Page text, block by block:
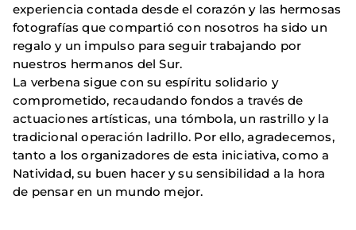
experiencia contada desde el corazón y las hermosas
fotografías que compartió con nosotros ha sido un
regalo y un impulso para seguir trabajando por
nuestros hermanos del Sur.
La verbena sigue con su espíritu solidario y
comprometido, recaudando fondos a través de
actuaciones artísticas, una tómbola, un rastrillo y la
tradicional operación ladrillo. Por ello, agradecemos,
tanto a los organizadores de esta iniciativa, como a
Natividad, su buen hacer y su sensibilidad a la hora
de pensar en un mundo mejor.